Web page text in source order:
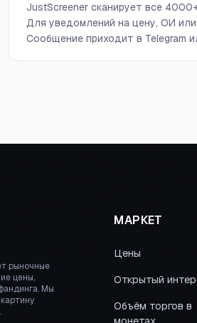
JustScreener сканирует все
Для уведомлений на цену, ОИ
Сообщение приходит в Telegram
рыночные
цены,
Мы
МАРКЕТ
Цены
Открытый
Объём торгов в